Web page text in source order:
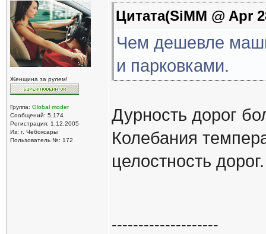
Женщина за рулем!
Группа: Global moder
Сообщений: 5,174
Регистрация: 1.12.2005
Из: г. Чебоксары
Пользователь №: 172
Цитата(SiMM @ Apr
Чем дешевле
и парковками.
Дурность дорог
Колебания
целостность дорог.
--------------------